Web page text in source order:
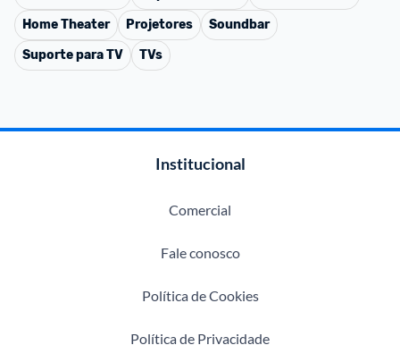
Home Theater
Projetores
Soundbar
Suporte para TV
TVs
Institucional
Comercial
Fale conosco
Política de Cookies
Política de Privacidade